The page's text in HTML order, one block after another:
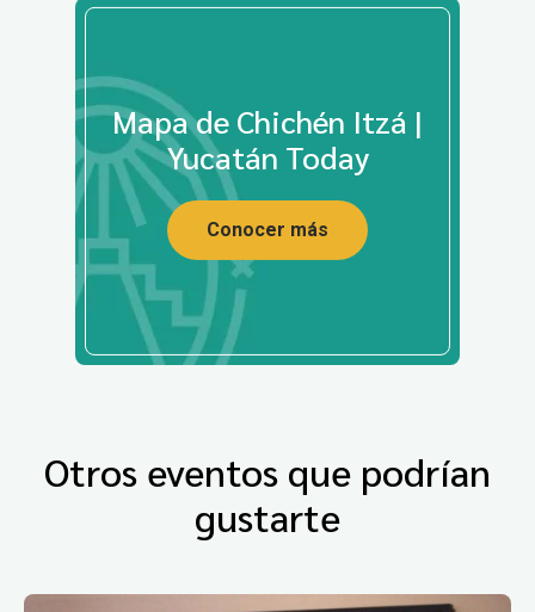
Mapa de Chichén Itzá |
Yucatán Today
Conocer más
Otros eventos que podrían
gustarte